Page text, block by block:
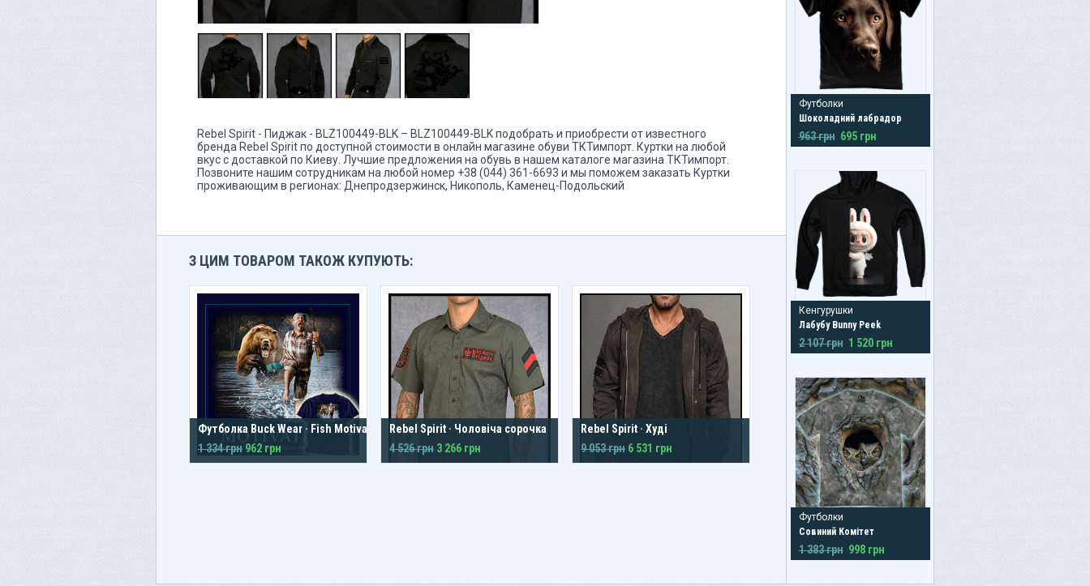
Rebel Spirit - Пиджак - BLZ100449-BLK – BLZ100449-BLK подобрать и приобрести от известного
бренда Rebel Spirit по доступной стоимости в онлайн магазине обуви ТКТимпорт. Куртки на любой
вкус с доставкой по Киеву. Лучшие предложения на обувь в нашем каталоге магазина ТКТимпорт.
Позвоните нашим сотрудникам на любой номер +38 (044) 361-6693 и мы поможем заказать Куртки
проживающим в регионах: Днепродзержинск, Никополь, Каменец-Подольский
З ЦИМ ТОВАРОМ ТАКОЖ КУПУЮТЬ:
Футболка Buck Wear · Fish Motivation
1 334 грн 962 грн
Rebel Spirit · Чоловіча сорочка
4 526 грн 3 266 грн
Rebel Spirit · Худі
9 053 грн 6 531 грн
Футболки
Шоколадний лабрадор
963 грн 695 грн
Кенгурушки
Лабубу Bunny Peek
2 107 грн 1 520 грн
Футболки
Совиний Комітет
1 383 грн 998 грн